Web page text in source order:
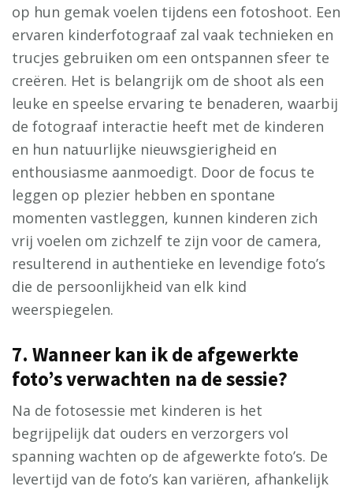
op hun gemak voelen tijdens een fotoshoot. Een
ervaren kinderfotograaf zal vaak technieken en
trucjes gebruiken om een ontspannen sfeer te
creëren. Het is belangrijk om de shoot als een
leuke en speelse ervaring te benaderen, waarbij
de fotograaf interactie heeft met de kinderen
en hun natuurlijke nieuwsgierigheid en
enthousiasme aanmoedigt. Door de focus te
leggen op plezier hebben en spontane
momenten vastleggen, kunnen kinderen zich
vrij voelen om zichzelf te zijn voor de camera,
resulterend in authentieke en levendige foto’s
die de persoonlijkheid van elk kind
weerspiegelen.
7. Wanneer kan ik de afgewerkte
foto’s verwachten na de sessie?
Na de fotosessie met kinderen is het
begrijpelijk dat ouders en verzorgers vol
spanning wachten op de afgewerkte foto’s. De
levertijd van de foto’s kan variëren, afhankelijk